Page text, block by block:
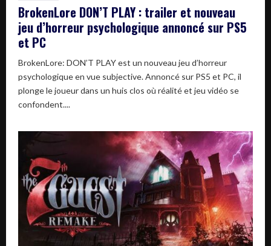
BrokenLore DON’T PLAY : trailer et nouveau
jeu d’horreur psychologique annoncé sur PS5
et PC
BrokenLore: DON’T PLAY est un nouveau jeu d’horreur
psychologique en vue subjective. Annoncé sur PS5 et PC, il
plonge le joueur dans un huis clos où réalité et jeu vidéo se
confondent....